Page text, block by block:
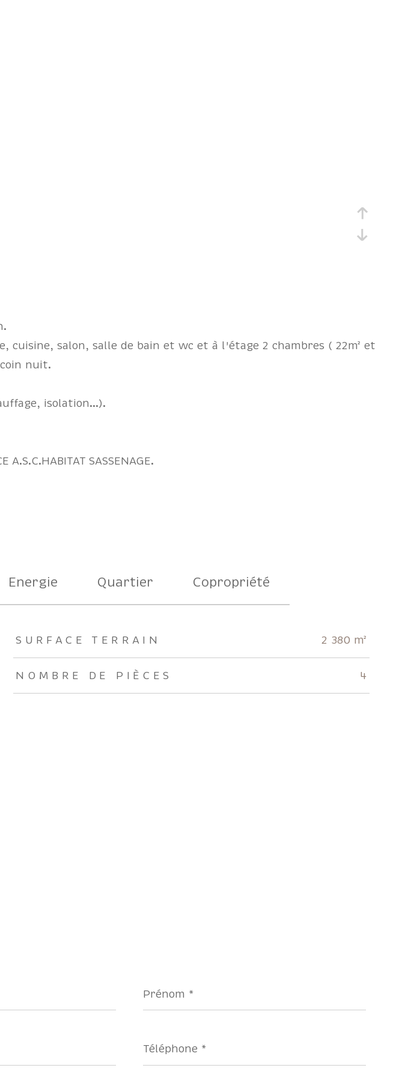
cuisine, salon, salle de bain et wc et à l'étage 2 chambres ( 22m² et
nuit.
isolation...).
SASSENAGE.
Energie Quartier Copropriété
SURFACE TERRAIN 2 380 m²
NOMBRE DE PIÈCES 4
*
*